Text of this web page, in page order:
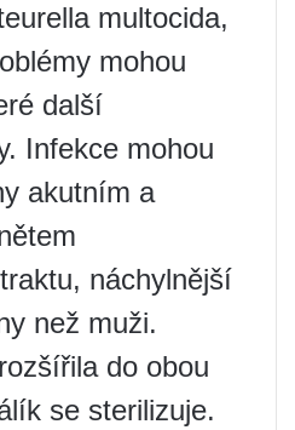
multocida,
mohou
další
Infekce mohou
akutním a
náchylnější
než muži.
do obou
se sterilizuje.